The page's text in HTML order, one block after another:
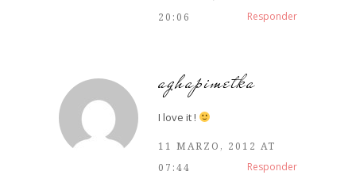
20:06
Responder
aghapimetka
I love it !
11 MARZO, 2012 AT
07:44
Responder